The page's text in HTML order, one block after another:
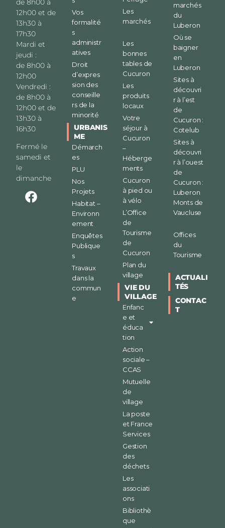
de 8h00 à
12h00 et de
13h30 à
17h30
Mardi et
jeudi :
de 8h00 à
12h00
Vendredi :
de 8h00 à
12h00 et de
13h30 à
16h30
Fermé le
samedi et
le
dimanche
Vos
formalité
s
administr
atives
Droit
d’expres
sion des
conseille
rs de la
minorité
URBANIS
ME
Démarch
es
PLU
Nos
Projets
Habitat –
Environn
ement
Enquêtes
Publique
s
Travaux
dans la
commun
e
Les
marchés
Les
bonnes
tables de
Cucuron
Les
produits
locaux
Votre
séjour à
Cucuron
–
Héberge
ments
Cucuron
à pied ou
à vélo
L’Office
de
Tourisme
de
Cucuron
Plan du
village
VIE DU
VILLAGE
Enfanc
e et
éduca
tion
Action
sociale –
CCAS
Mutuelle
de
village
La poste
et France
Services
Gestion
des
déchets
Les
associati
ons
Bibliothè
que
marchés
du
Luberon
Où se
baigner
en
Luberon
Sites à
découvri
r à l’est
de
Cucuron :
Cotelub
Sites à
découvri
r à l’ouest
de
Cucuron :
Luberon
Monts de
Vaucluse
Offices
du
Tourisme
ACTUALI
TÉS
CONTAC
T